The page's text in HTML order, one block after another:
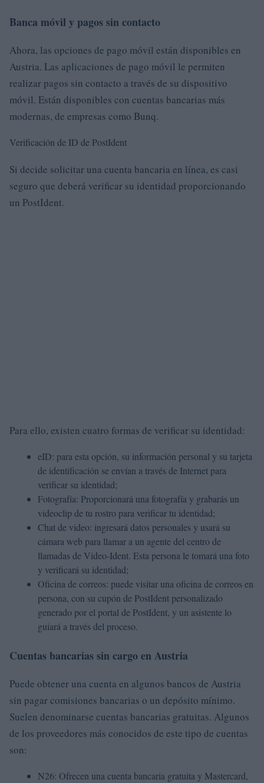
Banca móvil y pagos sin contacto
Ahora, las opciones de pago móvil están disponibles en
Austria. Las aplicaciones de pago móvil le permiten
realizar pagos sin contacto a través de su dispositivo
móvil. Están disponibles con cuentas bancarias más
modernas, de empresas como Bunq.
Verificación de ID de PostIdent
Si decide solicitar una cuenta bancaria en línea, es casi
seguro que deberá verificar su identidad proporcionando
un PostIdent.
Para ello, existen cuatro formas de verificar su identidad:
eID: para esta opción, su información personal y su tarjeta
de identificación se envían a través de Internet para
verificar su identidad;
Fotografía: Proporcionará una fotografía y grabarás un
videoclip de tu rostro para verificar tu identidad;
Chat de video: ingresará datos personales y usará su
cámara web para llamar a un agente del centro de
llamadas de Video-Ident. Esta persona le tomará una foto
y verificará su identidad;
Oficina de correos: puede visitar una oficina de correos en
persona, con su cupón de PostIdent personalizado
generado por el portal de PostIdent, y un asistente lo
guiará a través del proceso.
Cuentas bancarias sin cargo en Austria
Puede obtener una cuenta en algunos bancos de Austria
sin pagar comisiones bancarias o un depósito mínimo.
Suelen denominarse cuentas bancarias gratuitas. Algunos
de los proveedores más conocidos de este tipo de cuentas
son:
N26: Ofrecen una cuenta bancaria gratuita y Mastercard,